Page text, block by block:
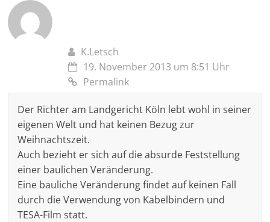
K.Letsch
19. November 2013 um 8:51 Uhr
Permalink
Der Richter am Landgericht Köln lebt wohl in seiner
eigenen Welt und hat keinen Bezug zur
Weihnachtszeit.
Auch bezieht er sich auf die absurde Feststellung
einer baulichen Veränderung.
Eine bauliche Veränderung findet auf keinen Fall
durch die Verwendung von Kabelbindern und
TESA-Film statt.